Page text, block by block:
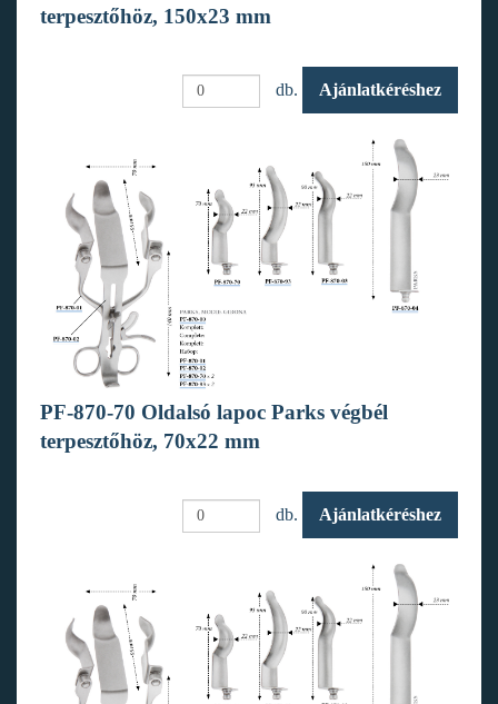
terpesztőhöz, 150x23 mm
db. Ajánlatkéréshez
PF-870-70 Oldalsó lapoc Parks végbél
terpesztőhöz, 70x22 mm
db. Ajánlatkéréshez